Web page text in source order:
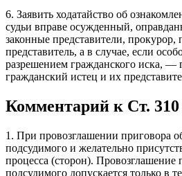
6. Заявить ходатайство об
судьи вправе осужденный,
законные представители, прокурор,
представитель, а в случае, если
разрешением гражданского иска, —
гражданский истец и их
Комментарий к Ст.
1. При провозглашении приговора
подсудимого и желательно
процесса (сторон). Провозглашение
подсудимого допускается только в